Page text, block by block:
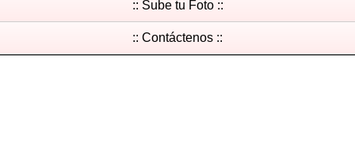
:: Sube tu Foto ::
:: Contáctenos ::